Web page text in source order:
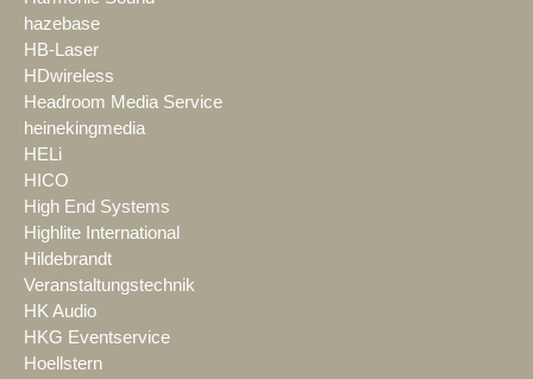
hazebase
HB-Laser
HDwireless
Headroom Media Service
heinekingmedia
HELi
HICO
High End Systems
Highlite International
Hildebrandt
Veranstaltungstechnik
HK Audio
HKG Eventservice
Hoellstern